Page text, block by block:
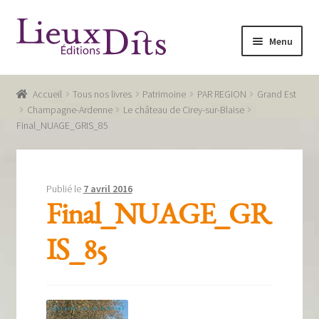
Aller
à
navigation
Aller
au
Menu
Accueil
Commande
Mentions légales / Données personnelles
Recevoir notre newsletter
Accueil Tous nos livres Patrimoine PAR REGION
Grand Est
Champagne-Ardenne
Le château de Cirey-sur-Blaise
Final_NUAGE_GRIS_85
Publié le 7 avril 2016
Final_NUAGE_GR
IS_85